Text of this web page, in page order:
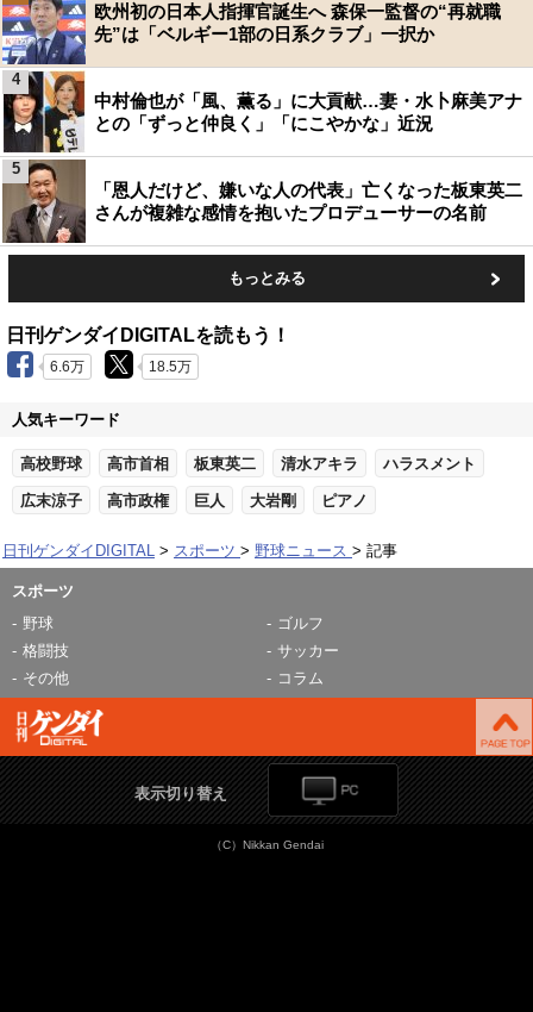
欧州初の日本人指揮官誕生へ 森保一監督の“再就職
先”は「ベルギー1部の日系クラブ」一択か
中村倫也が「風、薫る」に大貢献…妻・水卜麻美アナ
との「ずっと仲良く」「にこやかな」近況
4
「恩人だけど、嫌いな人の代表」亡くなった板東英二
さんが複雑な感情を抱いたプロデューサーの名前
5
もっとみる
日刊ゲンダイDIGITALを読もう！
6.6万 18.5万
人気キーワード
高校野球 高市首相 板東英二 清水アキラ ハラスメント
広末涼子 高市政権 巨人 大岩剛 ピアノ
日刊ゲンダイDIGITAL スポーツ 野球ニュース 記事
スポーツ
野球
ゴルフ
格闘技
サッカー
その他
コラム
表示切り替え
（C）Nikkan Gendai